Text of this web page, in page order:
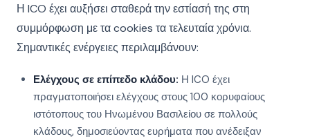
Η ICO έχει αυξήσει σταθερά την εστίασή της στη
συμμόρφωση με τα cookies τα τελευταία χρόνια.
Σημαντικές ενέργειες περιλαμβάνουν:
Ελέγχους σε επίπεδο κλάδου: Η ICO έχει
πραγματοποιήσει ελέγχους στους 100 κορυφαίους
ιστότοπους του Ηνωμένου Βασιλείου σε πολλούς
κλάδους, δημοσιεύοντας ευρήματα που ανέδειξαν